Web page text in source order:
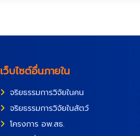
เว็บไซต์อื่นภายใน
จริยธรรมการวิจัยในคน
จริยธรรมการวิจัยในสัตว์
โครงการ อพ.สธ.